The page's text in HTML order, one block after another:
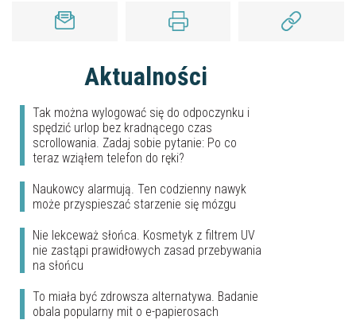
Aktualności
Tak można wylogować się do odpoczynku i
spędzić urlop bez kradnącego czas
scrollowania. Zadaj sobie pytanie: Po co
teraz wziąłem telefon do ręki?
Naukowcy alarmują. Ten codzienny nawyk
może przyspieszać starzenie się mózgu
Nie lekceważ słońca. Kosmetyk z filtrem UV
nie zastąpi prawidłowych zasad przebywania
na słońcu
To miała być zdrowsza alternatywa. Badanie
obala popularny mit o e-papierosach